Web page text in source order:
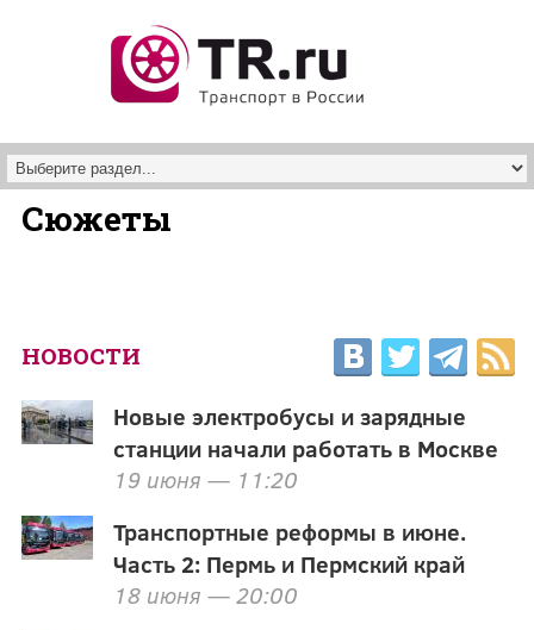
Сюжеты
НОВОСТИ
Новые электробусы и зарядные
станции начали работать в Москве
19 июня — 11:20
Транспортные реформы в июне.
Часть 2: Пермь и Пермский край
18 июня — 20:00